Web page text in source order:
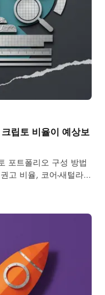
립토 비율이 예상보
포트폴리오 구성 방법
고 비율, 코어-새털라이
별로 정리했습니다.